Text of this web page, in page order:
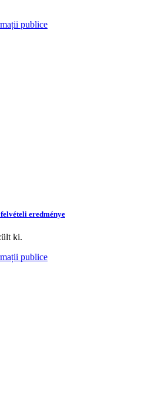
publice
eredménye
ki.
publice